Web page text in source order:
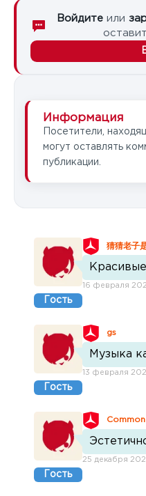
Войдите или
Информация
Посетители,
могут оставлять
публикации.
Гость
猜猜老子
16 февраля
Гость
gs
Музыка
13 февраля
Гость
25 декабря